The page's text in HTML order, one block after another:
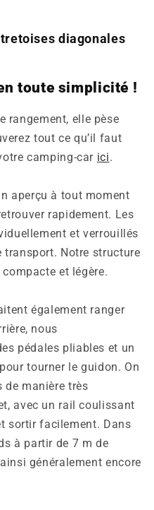
diagonales
toute simplicité !
rangement, elle pèse
tout ce qu’il faut
camping-car ici.
aperçu à tout moment
rapidement. Les
et verrouillés
transport. Notre structure
et légère.
également ranger
nous
pédales pliables et un
tourner le guidon. On
de manière très
avec un rail coulissant
sortir facilement. Dans
à partir de 7 m de
généralement encore